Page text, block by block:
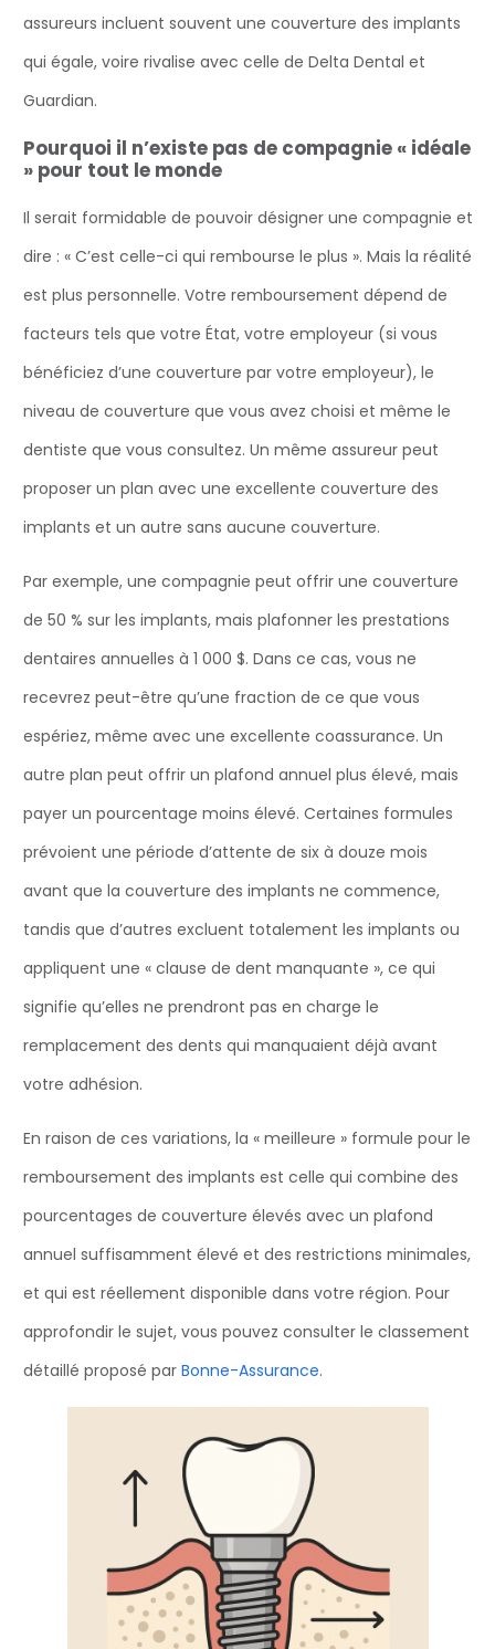
assureurs incluent souvent une couverture des implants
qui égale, voire rivalise avec celle de Delta Dental et
Guardian.
Pourquoi il n’existe pas de compagnie « idéale
» pour tout le monde
Il serait formidable de pouvoir désigner une compagnie et
dire : « C’est celle-ci qui rembourse le plus ». Mais la réalité
est plus personnelle. Votre remboursement dépend de
facteurs tels que votre État, votre employeur (si vous
bénéficiez d’une couverture par votre employeur), le
niveau de couverture que vous avez choisi et même le
dentiste que vous consultez. Un même assureur peut
proposer un plan avec une excellente couverture des
implants et un autre sans aucune couverture.
Par exemple, une compagnie peut offrir une couverture
de 50 % sur les implants, mais plafonner les prestations
dentaires annuelles à 1 000 $. Dans ce cas, vous ne
recevrez peut-être qu’une fraction de ce que vous
espériez, même avec une excellente coassurance. Un
autre plan peut offrir un plafond annuel plus élevé, mais
payer un pourcentage moins élevé. Certaines formules
prévoient une période d’attente de six à douze mois
avant que la couverture des implants ne commence,
tandis que d’autres excluent totalement les implants ou
appliquent une « clause de dent manquante », ce qui
signifie qu’elles ne prendront pas en charge le
remplacement des dents qui manquaient déjà avant
votre adhésion.
En raison de ces variations, la « meilleure » formule pour le
remboursement des implants est celle qui combine des
pourcentages de couverture élevés avec un plafond
annuel suffisamment élevé et des restrictions minimales,
et qui est réellement disponible dans votre région. Pour
approfondir le sujet, vous pouvez consulter le classement
détaillé proposé par Bonne-Assurance.